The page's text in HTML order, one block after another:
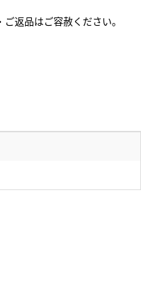
返品はご容赦ください。